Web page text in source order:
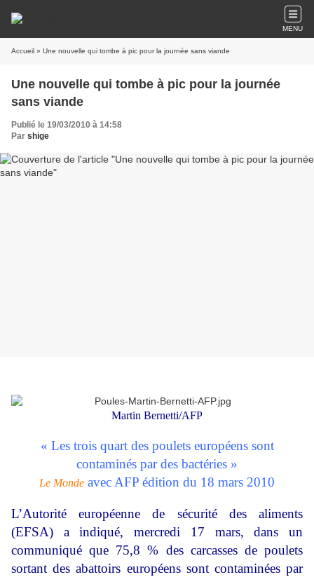
MENU
Accueil » Une nouvelle qui tombe à pic pour la journée sans viande
Une nouvelle qui tombe à pic pour la journée
sans viande
Publié le 19/03/2010 à 14:58
Par shige
Martin Bernetti/AFP
« Les trois quart des poulets européens sont
contaminés par des bactéries »
Le Monde avec AFP édition du 18 mars 2010
L’Autorité européenne de sécurité des aliments
(EFSA) a indiqué, mercredi 17 mars, dans un
communiqué que 75,8 % des carcasses de poulets
sortant des abattoirs européens sont contaminées par